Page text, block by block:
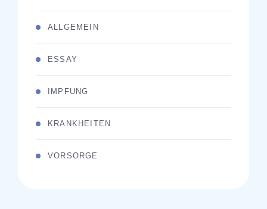
ALLGEMEIN
ESSAY
IMPFUNG
KRANKHEITEN
VORSORGE